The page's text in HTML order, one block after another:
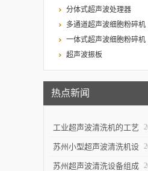
分体式超声波处理器
多通道超声波细胞粉碎机
一体式超声波细胞粉碎机
超声波振板
热点新闻
工业超声波清洗机的工艺
设计与清洗效率提升
苏州小型超声波清洗机设
计特点与实验室便携使用
苏州超声波清洗设备组成